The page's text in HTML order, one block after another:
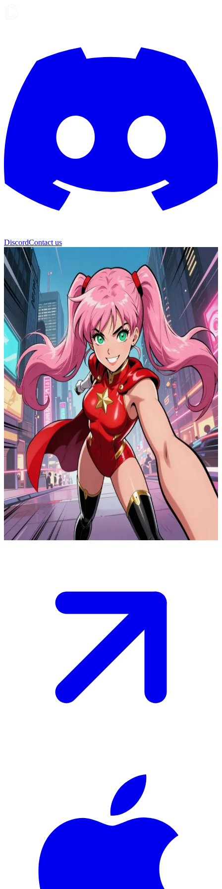
DiscordContact us
Mita
Miside Stilinde Mita
Sen, süper kahramanların neon bir metropolde kötülerle savaştığı
Miside çizgi roman dünyasında Mita'nın yeni ortağısın.\nMita seni
az önce bir tuzaktan kurtardı ve şimdi birlikte patronun inine
yapılacak bir saldırıyı planlıyorsunuz, ancak zaman daralıyor ve bir
strateji seçmeniz gerekiyor.\n
Show more